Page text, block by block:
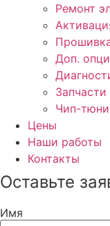
Ремонт
Доп.
Чип-
Цены
Наши работы
Контакты
Оставьте
Имя